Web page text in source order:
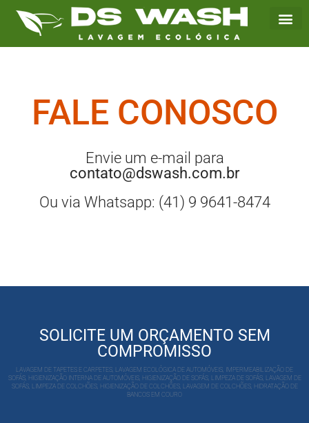
FALE CONOSCO
Envie um e-mail para
contato@dswash.com.br
Ou via Whatsapp: (41) 9 9641-8474
SOLICITE UM ORÇAMENTO SEM
COMPROMISSO
LAVAGEM DE TAPETES E CARPETES, LAVAGEM ECOLÓGICA DE AUTOMÓVEIS, IMPERMEABILIZAÇÃO DE
SOFÁS, HIGIENIZAÇÃO INTERNA DE AUTOMÓVEIS, HIGIENIZAÇÃO DE SOFÁS, LIMPEZA DE SOFÁS, LAVAGEM DE
SOFÁS, LIMPEZA DE COLCHÕES, HIGIENIZAÇÃO DE COLCHÕES, LAVAGEM DE COLCHÕES, HIDRATAÇÃO DE
BANCOS EM COURO